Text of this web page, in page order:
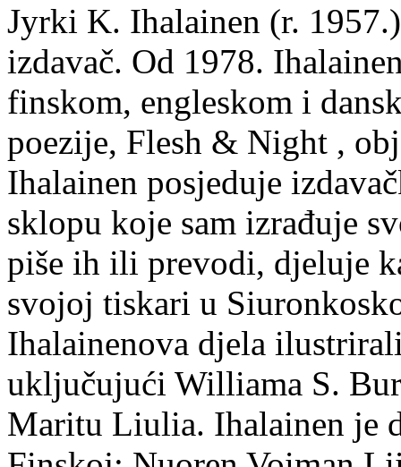
Jyrki K. Ihalainen (r.
izdavač. Od 1978.
finskom, engleskom i
poezije, Flesh & Night ,
Ihalainen posjeduje
sklopu koje sam izrađuje
piše ih ili prevodi, djeluje
svojoj tiskari u
Ihalainenova djela
uključujući Williama S.
Maritu Liulia. Ihalainen je